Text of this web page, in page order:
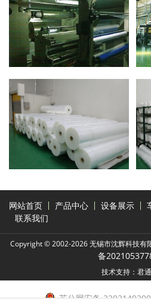
网站首页 产品中心 设备展示
联系我们
Copyright © 2002-2026 无锡市沈辉科技有
备
技术支持：君
苏公网安备